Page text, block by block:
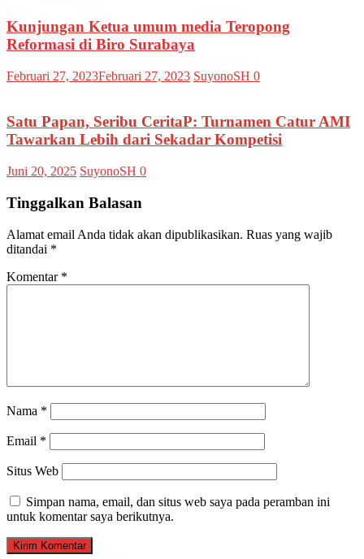
Kunjungan Ketua umum media Teropong
Reformasi di Biro Surabaya
Februari 27, 2023Februari 27, 2023 SuyonoSH 0
Satu Papan, Seribu CeritaP: Turnamen Catur AMI
Tawarkan Lebih dari Sekadar Kompetisi
Juni 20, 2025 SuyonoSH 0
Tinggalkan Balasan
Alamat email Anda tidak akan dipublikasikan. Ruas yang wajib
ditandai *
Komentar *
Nama *
Email *
Situs Web
Simpan nama, email, dan situs web saya pada peramban ini
untuk komentar saya berikutnya.